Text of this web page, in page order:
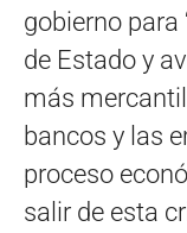
gobierno
de Estado y
más
bancos y las
proceso
salir de esta